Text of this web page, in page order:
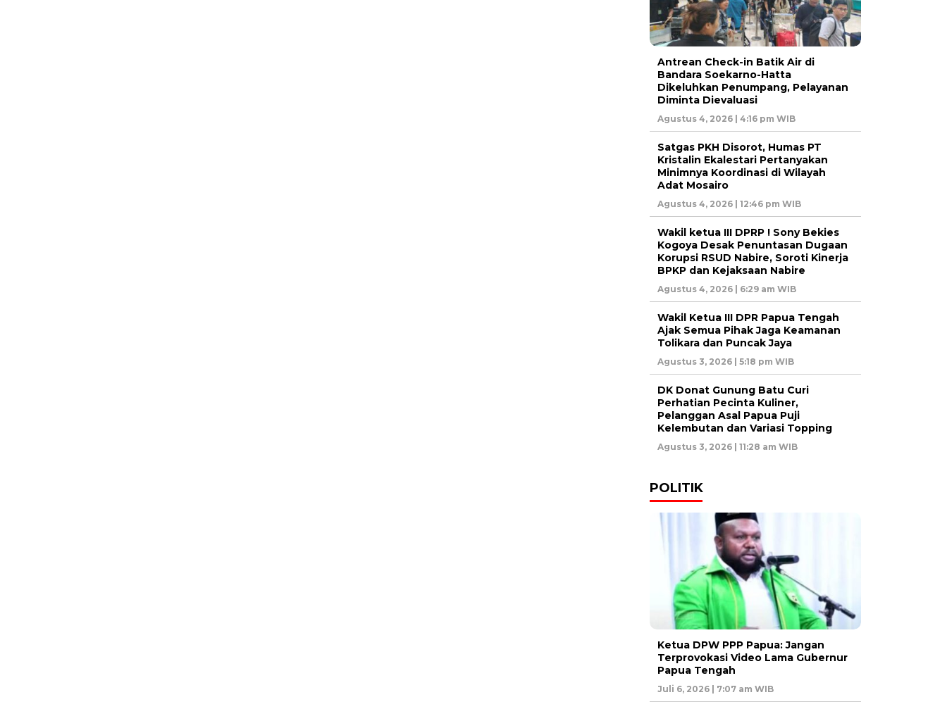
Antrean Check-in Batik Air di
Bandara Soekarno-Hatta
Dikeluhkan Penumpang, Pelayanan
Diminta Dievaluasi
Agustus 4, 2026 | 4:16 pm WIB
Satgas PKH Disorot, Humas PT
Kristalin Ekalestari Pertanyakan
Minimnya Koordinasi di Wilayah
Adat Mosairo
Agustus 4, 2026 | 12:46 pm WIB
Wakil ketua III DPRP ! Sony Bekies
Kogoya Desak Penuntasan Dugaan
Korupsi RSUD Nabire, Soroti Kinerja
BPKP dan Kejaksaan Nabire
Agustus 4, 2026 | 6:29 am WIB
Wakil Ketua III DPR Papua Tengah
Ajak Semua Pihak Jaga Keamanan
Tolikara dan Puncak Jaya
Agustus 3, 2026 | 5:18 pm WIB
DK Donat Gunung Batu Curi
Perhatian Pecinta Kuliner,
Pelanggan Asal Papua Puji
Kelembutan dan Variasi Topping
Agustus 3, 2026 | 11:28 am WIB
POLITIK
Ketua DPW PPP Papua: Jangan
Terprovokasi Video Lama Gubernur
Papua Tengah
Juli 6, 2026 | 7:07 am WIB